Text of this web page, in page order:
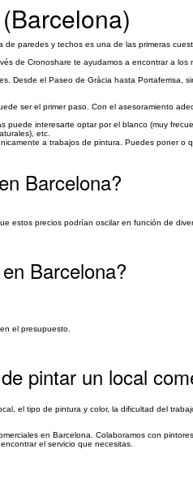
paredes y techos es una de las primeras
de Cronoshare te ayudamos a encontrar a
Desde el Paseo de Gràcia hasta
ser el primer paso. Con el asesoramiento
interesarte optar por el blanco (muy
etc.
a trabajos de pintura. Puedes poner
Barcelona?
estos precios podrían oscilar en función de
Barcelona?
el presupuesto.
pintar un local
el tipo de pintura y color, la dificultad del
en Barcelona. Colaboramos con
el servicio que necesitas.